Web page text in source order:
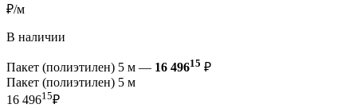
₽/м
В наличии
Пакет (полиэтилен) 5 м — 16 49615 ₽
Пакет (полиэтилен) 5 м
16 49615₽